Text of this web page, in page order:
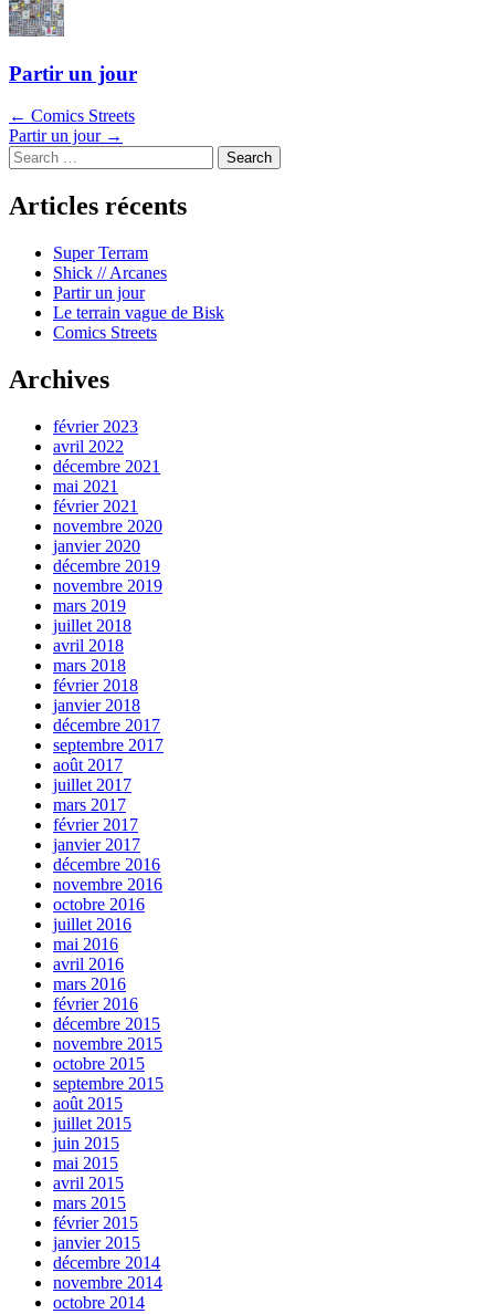
Partir un jour
Navigation
dans
articles
← Comics Streets
Partir un jour →
Search
Articles récents
Super Terram
Shick // Arcanes
Partir un jour
Le terrain vague de Bisk
Comics Streets
Archives
février 2023
avril 2022
décembre 2021
mai 2021
février 2021
novembre 2020
janvier 2020
décembre 2019
novembre 2019
mars 2019
juillet 2018
avril 2018
mars 2018
février 2018
janvier 2018
décembre 2017
septembre 2017
août 2017
juillet 2017
mars 2017
février 2017
janvier 2017
décembre 2016
novembre 2016
octobre 2016
juillet 2016
mai 2016
avril 2016
mars 2016
février 2016
décembre 2015
novembre 2015
octobre 2015
septembre 2015
août 2015
juillet 2015
juin 2015
mai 2015
avril 2015
mars 2015
février 2015
janvier 2015
décembre 2014
novembre 2014
octobre 2014